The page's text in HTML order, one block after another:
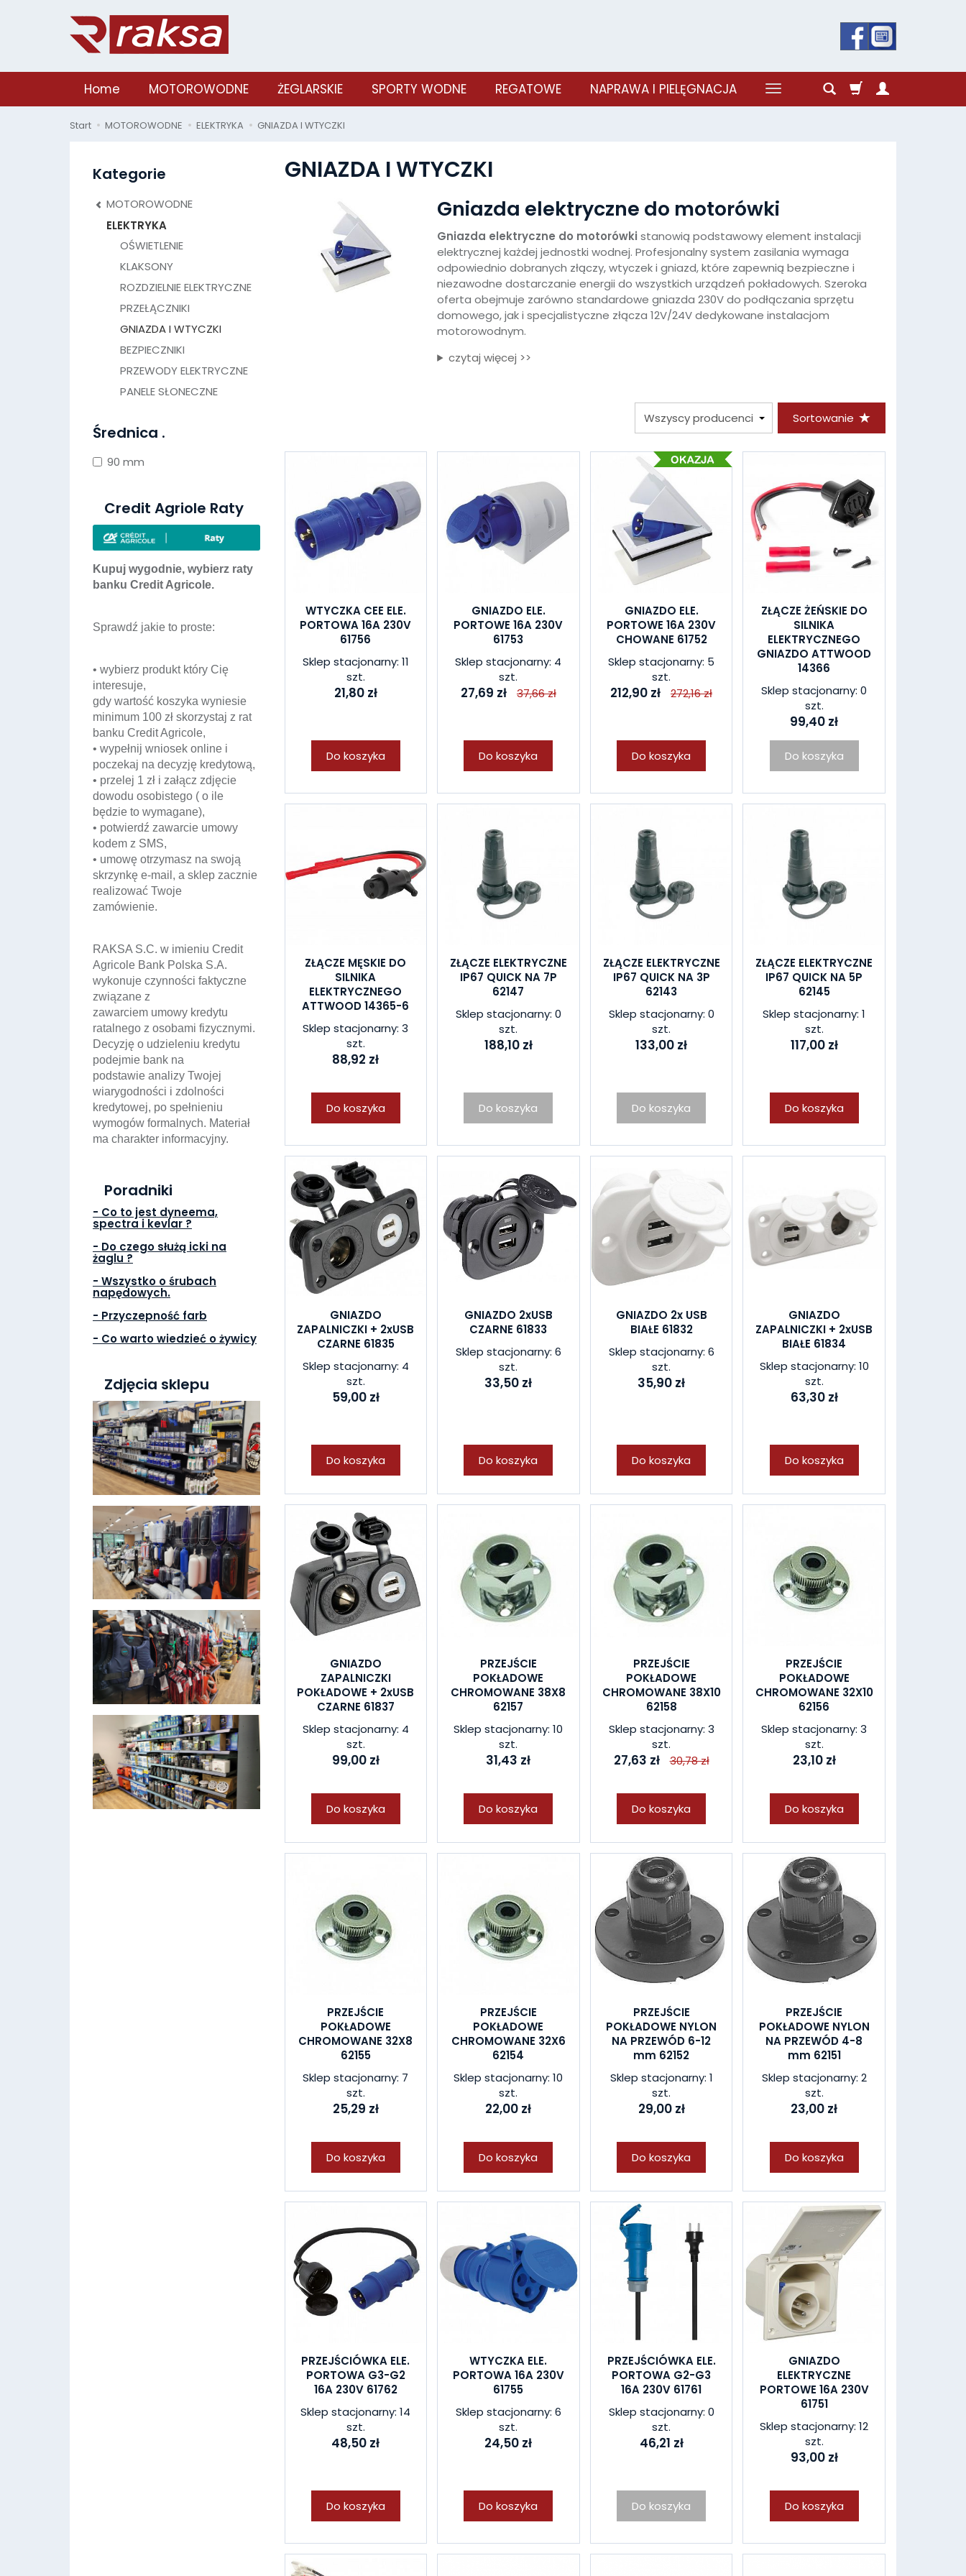
Home MOTOROWODNE ŻEGLARSKIE SPORTY WODNE REGATOWE NAPRAWA I PIELĘGNACJA
Start MOTOROWODNE ELEKTRYKA GNIAZDA I WTYCZKI
GNIAZDA I WTYCZKI
Gniazda elektryczne do motorówki
Gniazda elektryczne do motorówki stanowią podstawowy element instalacji
elektrycznej każdej jednostki wodnej. Profesjonalny system zasilania wymaga
odpowiednio dobranych złączy, wtyczek i gniazd, które zapewnią bezpieczne i
niezawodne dostarczanie energii do wszystkich urządzeń pokładowych. Szeroka
oferta obejmuje zarówno standardowe gniazda 230V do podłączania sprzętu
domowego, jak i specjalistyczne złącza 12V/24V dedykowane instalacjom
motorowodnym.
czytaj więcej >>
Sortowanie
WTYCZKA CEE ELE.
PORTOWA 16A 230V
61756
Sklep stacjonarny: 11
szt.
21,80 zł
Do koszyka
GNIAZDO ELE.
PORTOWE 16A 230V
61753
Sklep stacjonarny: 4
szt.
27,69 zł 37,66 zł
Do koszyka
GNIAZDO ELE.
PORTOWE 16A 230V
CHOWANE 61752
Sklep stacjonarny: 5
szt.
212,90 zł 272,16 zł
Do koszyka
ZŁĄCZE ŻEŃSKIE DO
SILNIKA
ELEKTRYCZNEGO
GNIAZDO ATTWOOD
14366
Sklep stacjonarny: 0
szt.
99,40 zł
Do koszyka
ZŁĄCZE MĘSKIE DO
SILNIKA
ELEKTRYCZNEGO
ATTWOOD 14365-6
Sklep stacjonarny: 3
szt.
88,92 zł
Do koszyka
ZŁĄCZE ELEKTRYCZNE
IP67 QUICK NA 7P
62147
Sklep stacjonarny: 0
szt.
188,10 zł
Do koszyka
ZŁĄCZE ELEKTRYCZNE
IP67 QUICK NA 3P
62143
Sklep stacjonarny: 0
szt.
133,00 zł
Do koszyka
ZŁĄCZE ELEKTRYCZNE
IP67 QUICK NA 5P
62145
Sklep stacjonarny: 1
szt.
117,00 zł
Do koszyka
GNIAZDO
ZAPALNICZKI + 2xUSB
CZARNE 61835
Sklep stacjonarny: 4
szt.
59,00 zł
Do koszyka
GNIAZDO 2xUSB
CZARNE 61833
Sklep stacjonarny: 6
szt.
33,50 zł
Do koszyka
GNIAZDO 2x USB
BIAŁE 61832
Sklep stacjonarny: 6
szt.
35,90 zł
Do koszyka
GNIAZDO
ZAPALNICZKI + 2xUSB
BIAŁE 61834
Sklep stacjonarny: 10
szt.
63,30 zł
Do koszyka
GNIAZDO
ZAPALNICZKI
POKŁADOWE + 2xUSB
CZARNE 61837
Sklep stacjonarny: 4
szt.
99,00 zł
Do koszyka
PRZEJŚCIE
POKŁADOWE
CHROMOWANE 38X8
62157
Sklep stacjonarny: 10
szt.
31,43 zł
Do koszyka
PRZEJŚCIE
POKŁADOWE
CHROMOWANE 38X10
62158
Sklep stacjonarny: 3
szt.
27,63 zł 30,78 zł
Do koszyka
PRZEJŚCIE
POKŁADOWE
CHROMOWANE 32X10
62156
Sklep stacjonarny: 3
szt.
23,10 zł
Do koszyka
PRZEJŚCIE
POKŁADOWE
CHROMOWANE 32X8
62155
Sklep stacjonarny: 7
szt.
25,29 zł
Do koszyka
PRZEJŚCIE
POKŁADOWE
CHROMOWANE 32X6
62154
Sklep stacjonarny: 10
szt.
22,00 zł
Do koszyka
PRZEJŚCIE
POKŁADOWE NYLON
NA PRZEWÓD 6-12
mm 62152
Sklep stacjonarny: 1
szt.
29,00 zł
Do koszyka
PRZEJŚCIE
POKŁADOWE NYLON
NA PRZEWÓD 4-8
mm 62151
Sklep stacjonarny: 2
szt.
23,00 zł
Do koszyka
PRZEJŚCIÓWKA ELE.
PORTOWA G3-G2
16A 230V 61762
Sklep stacjonarny: 14
szt.
48,50 zł
Do koszyka
WTYCZKA ELE.
PORTOWA 16A 230V
61755
Sklep stacjonarny: 6
szt.
24,50 zł
Do koszyka
PRZEJŚCIÓWKA ELE.
PORTOWA G2-G3
16A 230V 61761
Sklep stacjonarny: 0
szt.
46,21 zł
Do koszyka
GNIAZDO
ELEKTRYCZNE
PORTOWE 16A 230V
61751
Sklep stacjonarny: 12
szt.
93,00 zł
Do koszyka
Kategorie
MOTOROWODNE
ELEKTRYKA
OŚWIETLENIE
KLAKSONY
ROZDZIELNIE ELEKTRYCZNE
PRZEŁĄCZNIKI
GNIAZDA I WTYCZKI
BEZPIECZNIKI
PRZEWODY ELEKTRYCZNE
PANELE SŁONECZNE
Średnica .
90 mm
Credit Agriole Raty
Kupuj wygodnie, wybierz raty
banku Credit Agricole.
Sprawdź jakie to proste:
• wybierz produkt który Cię
interesuje,
gdy wartość koszyka wyniesie
minimum 100 zł skorzystaj z rat
banku Credit Agricole,
• wypełnij wniosek online i
poczekaj na decyzję kredytową,
• przelej 1 zł i załącz zdjęcie
dowodu osobistego ( o ile
będzie to wymagane),
• potwierdź zawarcie umowy
kodem z SMS,
• umowę otrzymasz na swoją
skrzynkę e-mail, a sklep zacznie
realizować Twoje
zamówienie.
RAKSA S.C. w imieniu Credit
Agricole Bank Polska S.A.
wykonuje czynności faktyczne
związane z
zawarciem umowy kredytu
ratalnego z osobami fizycznymi.
Decyzję o udzieleniu kredytu
podejmie bank na
podstawie analizy Twojej
wiarygodności i zdolności
kredytowej, po spełnieniu
wymogów formalnych. Materiał
ma charakter informacyjny.
Poradniki
- Co to jest dyneema,
spectra i kevlar ?
- Do czego służą icki na
żaglu ?
- Wszystko o śrubach
napędowych.
- Przyczepność farb
- Co warto wiedzieć o żywicy
Zdjęcia sklepu